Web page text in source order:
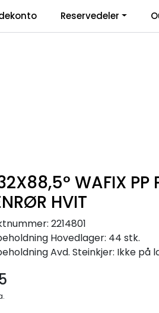
Reservedeler
WAFIX PP
HVIT
2214801
Hovedlager: 44 stk.
Avd. Steinkjer: Ikke på